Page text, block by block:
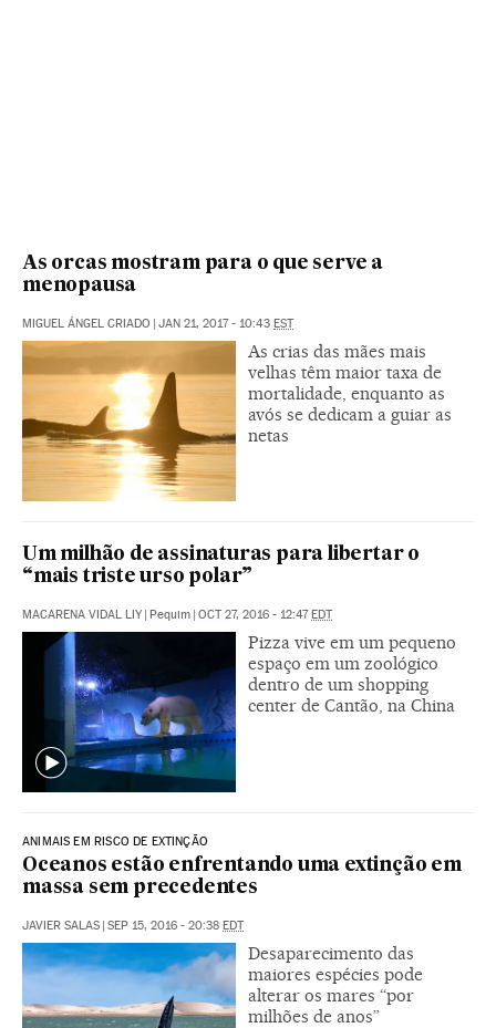
As orcas mostram para o que serve a
menopausa
MIGUEL ÁNGEL CRIADO | JAN 21, 2017 - 10:43 EST
As crias das mães mais
velhas têm maior taxa de
mortalidade, enquanto as
avós se dedicam a guiar as
netas
Um milhão de assinaturas para libertar o
“mais triste urso polar”
MACARENA VIDAL LIY | Pequim | OCT 27, 2016 - 12:47EDT
Pizza vive em um pequeno
espaço em um zoológico
dentro de um shopping
center de Cantão, na China
ANIMAIS EM RISCO DE EXTINÇÃO
Oceanos estão enfrentando uma extinção em
massa sem precedentes
JAVIER SALAS | SEP 15, 2016 - 20:38 EDT
Desaparecimento das
maiores espécies pode
alterar os mares “por
milhões de anos”